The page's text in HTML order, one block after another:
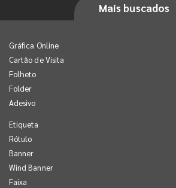
Mais buscados
Gráfica Online
Cartão de Visita
Folheto
Folder
Adesivo
Etiqueta
Rótulo
Banner
Wind Banner
Faixa